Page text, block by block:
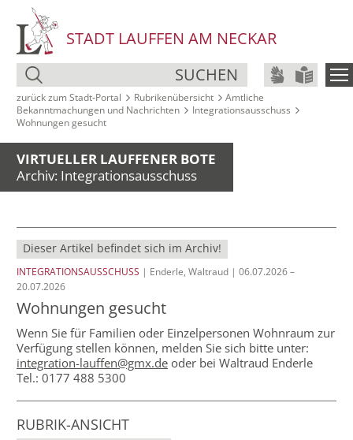
STADT LAUFFEN AM NECKAR
SUCHEN
zurück zum Stadt‑Portal Rubrikenübersicht
Amtliche
Bekanntmachungen und Nachrichten
Integrationsausschuss
Wohnungen gesucht
VIRTUELLER LAUFFENER BOTE
Archiv: Integrationsausschuss
Dieser Artikel befindet sich im Archiv!
INTEGRATIONSAUSSCHUSS | Enderle, Waltraud | 06.07.2026 –
20.07.2026
Wohnungen gesucht
Wenn Sie für Familien oder Einzelpersonen Wohnraum zur
Verfügung stellen können, melden Sie sich bitte unter:
integration-lauffen@gmx.de oder bei Waltraud Enderle
Tel.: 0177 488 5300
RUBRIK-ANSICHT